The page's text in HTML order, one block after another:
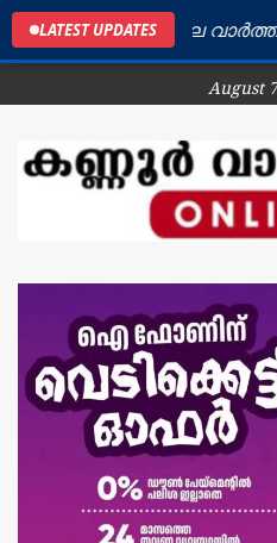
LATEST UPDATES
ജില്ലയിലെ
August